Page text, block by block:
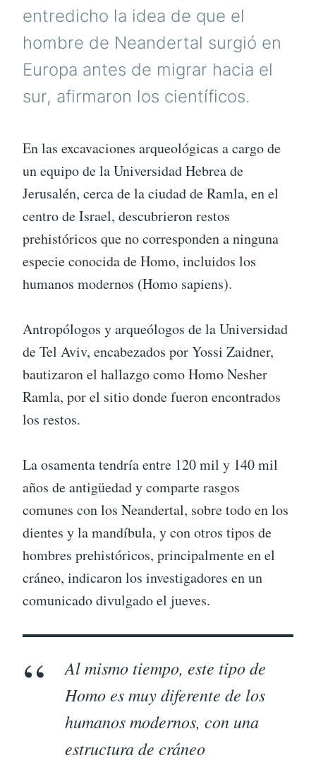
entredicho la idea de que el
hombre de Neandertal surgió en
Europa antes de migrar hacia el
sur, afirmaron los científicos.
En las excavaciones arqueológicas a cargo de
un equipo de la Universidad Hebrea de
Jerusalén, cerca de la ciudad de Ramla, en el
centro de Israel, descubrieron restos
prehistóricos que no corresponden a ninguna
especie conocida de Homo, incluidos los
humanos modernos (Homo sapiens).
Antropólogos y arqueólogos de la Universidad
de Tel Aviv, encabezados por Yossi Zaidner,
bautizaron el hallazgo como Homo Nesher
Ramla, por el sitio donde fueron encontrados
los restos.
La osamenta tendría entre 120 mil y 140 mil
años de antigüedad y comparte rasgos
comunes con los Neandertal, sobre todo en los
dientes y la mandíbula, y con otros tipos de
hombres prehistóricos, principalmente en el
cráneo, indicaron los investigadores en un
comunicado divulgado el jueves.
Al mismo tiempo, este tipo de
Homo es muy diferente de los
humanos modernos, con una
estructura de cráneo